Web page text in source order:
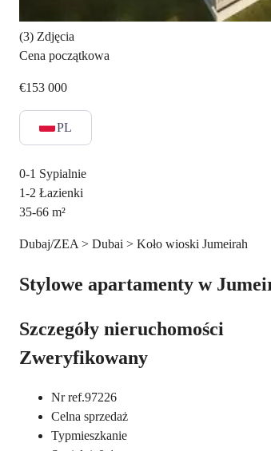
(3) Zdjęcia
Cena początkowa
€153 000
PL
0-1 Sypialnie
1-2 Łazienki
35-66 m²
Dubaj/ZEA > Dubai > Koło wioski Jumeirah
Stylowe apartamenty w
Szczegóły nieruchomości
Zweryfikowany
Nr ref.97226
Celna sprzedaż
Typmieszkanie